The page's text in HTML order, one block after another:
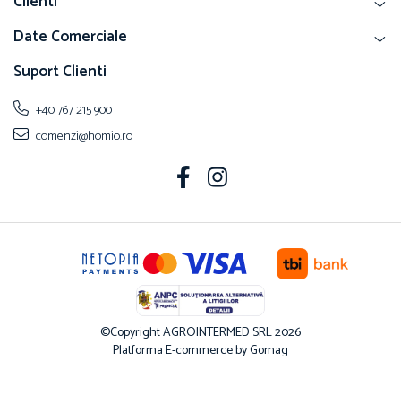
Date Comerciale
Suport Clienti
+40 767 215 900
comenzi@homio.ro
©Copyright AGROINTERMED SRL 2026
Platforma E-commerce by Gomag